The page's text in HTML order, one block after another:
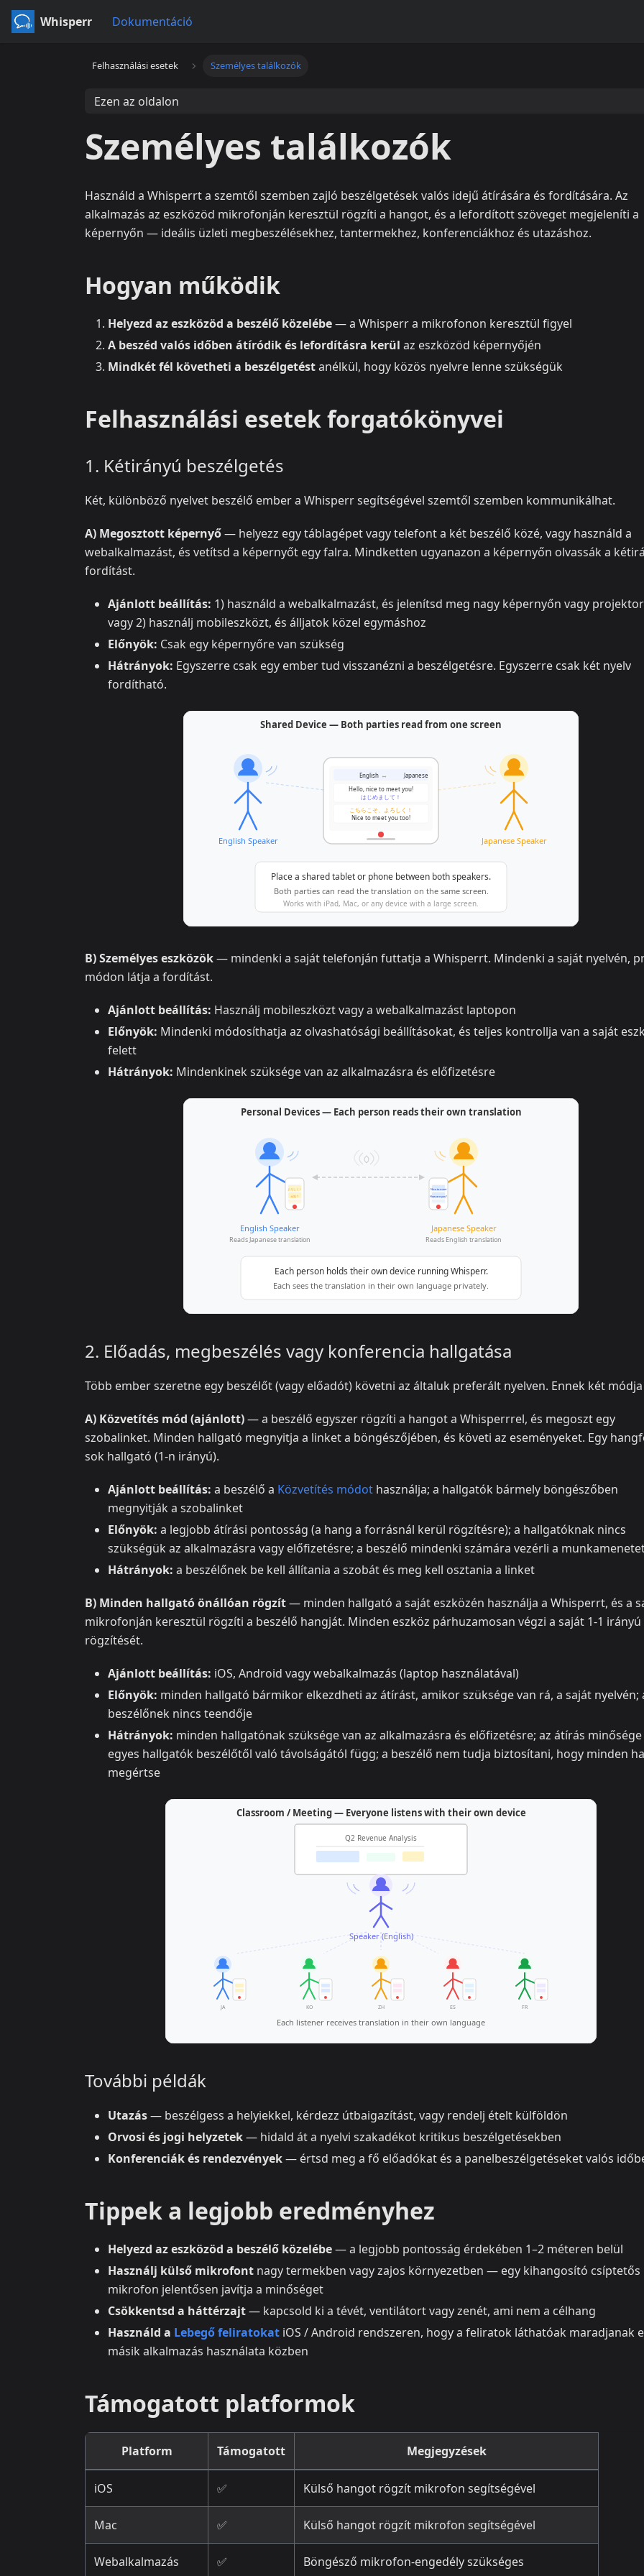
Whisperr Dokumentáció
Felhasználási esetek Személyes találkozók
Ezen az oldalon
Személyes találkozók
Használd a Whisperrt a szemtől szemben zajló beszélgetések valós idejű átírására és fordítására. Az
alkalmazás az eszközöd mikrofonján keresztül rögzíti a hangot, és a lefordított szöveget megjeleníti a
képernyőn — ideális üzleti megbeszélésekhez, tantermekhez, konferenciákhoz és utazáshoz.
Hogyan működik
Helyezd az eszközöd a beszélő közelébe— a Whisperr a mikrofonon keresztül figyel
A beszéd valós időben átíródik és lefordításra kerül az eszközöd képernyőjén
Mindkét fél követheti a beszélgetéstanélkül, hogy közös nyelvre lenne szükségük
Felhasználási esetek forgatókönyvei
1. Kétirányú beszélgetés
Két, különböző nyelvet beszélő ember a Whisperr segítségével szemtől szemben kommunikálhat.
A) Megosztott képernyő— helyezz egy táblagépet vagy telefont a két beszélő közé, vagy használd a
webalkalmazást, és vetítsd a képernyőt egy falra. Mindketten ugyanazon a képernyőn olvassák a
fordítást.
Ajánlott beállítás: 1) használd a webalkalmazást, és jelenítsd meg nagy képernyőn vagy
vagy 2) használj mobileszközt, és álljatok közel egymáshoz
Előnyök: Csak egy képernyőre van szükség
Hátrányok: Egyszerre csak egy ember tud visszanézni a beszélgetésre. Egyszerre csak két nyelv
fordítható.
B) Személyes eszközök— mindenki a saját telefonján futtatja a Whisperrt. Mindenki a saját nyelvén,
módon látja a fordítást.
Ajánlott beállítás: Használj mobileszközt vagy a webalkalmazást laptopon
Előnyök: Mindenki módosíthatja az olvashatósági beállításokat, és teljes kontrollja van a saját
felett
Hátrányok: Mindenkinek szüksége van az alkalmazásra és előfizetésre
2. Előadás, megbeszélés vagy konferencia hallgatása
Több ember szeretne egy beszélőt (vagy előadót) követni az általuk preferált nyelven. Ennek két
A) Közvetítés mód (ajánlott)— a beszélő egyszer rögzíti a hangot a Whisperrrel, és megoszt egy
szobalinket. Minden hallgató megnyitja a linket a böngészőjében, és követi az eseményeket. Egy
sok hallgató (1-n irányú).
Ajánlott beállítás: a beszélő a Közvetítés módot használja; a hallgatók bármely böngészőben
megnyitják a szobalinket
Előnyök: a legjobb átírási pontosság (a hang a forrásnál kerül rögzítésre); a hallgatóknak nincs
szükségük az alkalmazásra vagy előfizetésre; a beszélő mindenki számára vezérli a
Hátrányok: a beszélőnek be kell állítania a szobát és meg kell osztania a linket
B) Minden hallgató önállóan rögzít— minden hallgató a saját eszközén használja a Whisperrt, és a
mikrofonján keresztül rögzíti a beszélő hangját. Minden eszköz párhuzamosan végzi a saját 1-1 irányú
rögzítését.
Ajánlott beállítás: iOS, Android vagy webalkalmazás (laptop használatával)
Előnyök: minden hallgató bármikor elkezdheti az átírást, amikor szüksége van rá, a saját nyelvén;
beszélőnek nincs teendője
Hátrányok: minden hallgatónak szüksége van az alkalmazásra és előfizetésre; az átírás minősége
egyes hallgatók beszélőtől való távolságától függ; a beszélő nem tudja biztosítani, hogy minden
megértse
További példák
Utazás— beszélgess a helyiekkel, kérdezz útbaigazítást, vagy rendelj ételt külföldön
Orvosi és jogi helyzetek— hidald át a nyelvi szakadékot kritikus beszélgetésekben
Konferenciák és rendezvények— értsd meg a fő előadókat és a panelbeszélgetéseket valós
Tippek a legjobb eredményhez
Helyezd az eszközöd a beszélő közelébe— a legjobb pontosság érdekében 1–2 méteren belül
Használj külső mikrofont nagy termekben vagy zajos környezetben — egy kihangosító csíptetős
mikrofon jelentősen javítja a minőséget
Csökkentsd a háttérzajt— kapcsold ki a tévét, ventilátort vagy zenét, ami nem a célhang
Használd a Lebegő feliratokat iOS / Android rendszeren, hogy a feliratok láthatóak maradjanak
másik alkalmazás használata közben
Támogatott platformok
Platform Támogatott Megjegyzések
iOS ✅ Külső hangot rögzít mikrofon segítségével
Mac ✅ Külső hangot rögzít mikrofon segítségével
Webalkalmazás ✅ Böngésző mikrofon-engedély szükséges